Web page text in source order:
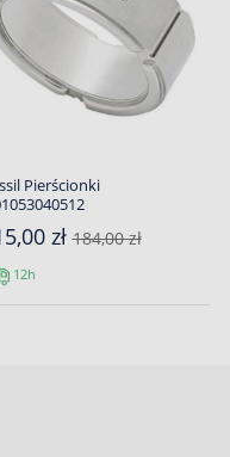
Pierścionki
zł184,00 zł
12h